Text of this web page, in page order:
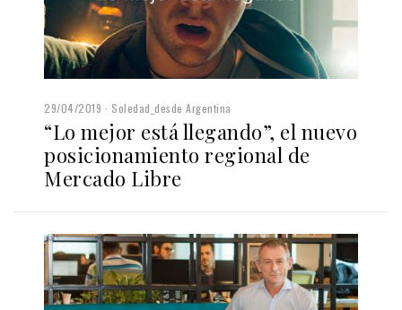
29/04/2019 Soledad_desde Argentina
“Lo mejor está llegando”, el nuevo
posicionamiento regional de
Mercado Libre